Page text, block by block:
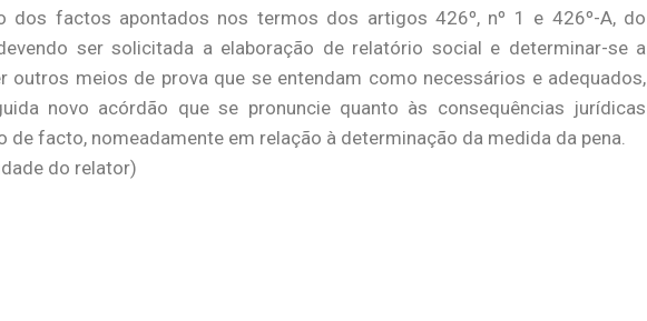
dos factos apontados nos termos dos artigos 426º, nº 1 e 426º-A, do
ser solicitada a elaboração de relatório social e determinar-se a
outros meios de prova que se entendam como necessários e adequados,
novo acórdão que se pronuncie quanto às consequências jurídicas
de facto, nomeadamente em relação à determinação da medida da pena.
do relator)